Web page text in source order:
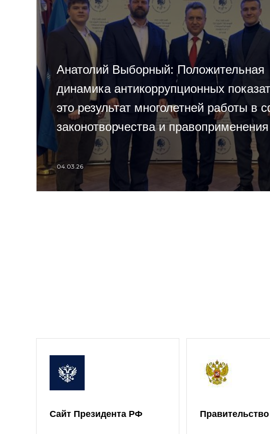
Анатолий Выборный: Положительная
динамика антикоррупционных
это результат многолетней работы в
законотворчества и правоприменения
04.03.26
Сайт Президента РФ